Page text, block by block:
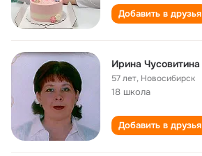
Добавить в друзья
Ирина Чусовитина
57 лет, Новосибирск
18 школа
Добавить в друзья